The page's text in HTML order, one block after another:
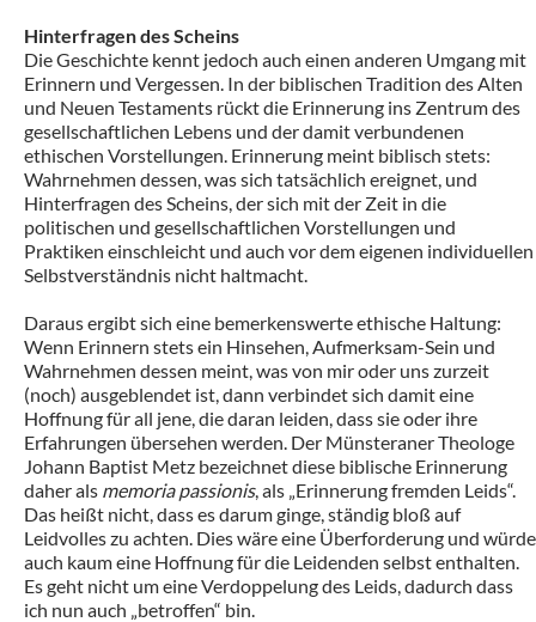
Hinterfragen des Scheins
Die Geschichte kennt jedoch auch einen anderen Umgang mit
Erinnern und Vergessen. In der biblischen Tradition des Alten
und Neuen Testaments rückt die Erinnerung ins Zentrum des
gesellschaftlichen Lebens und der damit verbundenen
ethischen Vorstellungen. Erinnerung meint biblisch stets:
Wahrnehmen dessen, was sich tatsächlich ereignet, und
Hinterfragen des Scheins, der sich mit der Zeit in die
politischen und gesellschaftlichen Vorstellungen und
Praktiken einschleicht und auch vor dem eigenen individuellen
Selbstverständnis nicht haltmacht.
Daraus ergibt sich eine bemerkenswerte ethische Haltung:
Wenn Erinnern stets ein Hinsehen, Aufmerksam-Sein und
Wahrnehmen dessen meint, was von mir oder uns zurzeit
(noch) ausgeblendet ist, dann verbindet sich damit eine
Hoffnung für all jene, die daran leiden, dass sie oder ihre
Erfahrungen übersehen werden. Der Münsteraner Theologe
Johann Baptist Metz bezeichnet diese biblische Erinnerung
daher als memoria passionis, als „Erinnerung fremden Leids“.
Das heißt nicht, dass es darum ginge, ständig bloß auf
Leidvolles zu achten. Dies wäre eine Überforderung und würde
auch kaum eine Hoffnung für die Leidenden selbst enthalten.
Es geht nicht um eine Verdoppelung des Leids, dadurch dass
ich nun auch „betroffen“ bin.